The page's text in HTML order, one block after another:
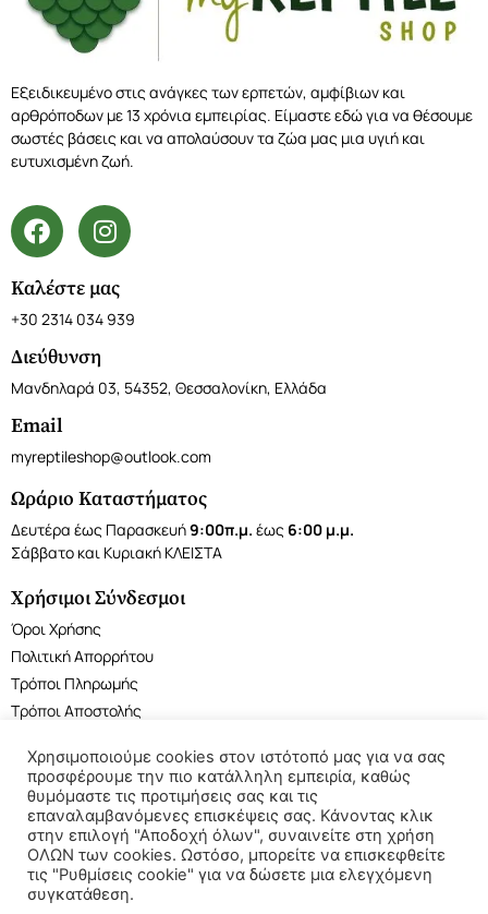
Εξειδικευμένο στις ανάγκες των ερπετών, αμφίβιων και
αρθρόποδων με 13 χρόνια εμπειρίας. Είμαστε εδώ για να θέσουμε
σωστές βάσεις και να απολαύσουν τα ζώα μας μια υγιή και
ευτυχισμένη ζωή.
Καλέστε μας
+30 2314 034 939
Διεύθυνση
Μανδηλαρά 03, 54352, Θεσσαλονίκη, Ελλάδα
Email
myreptileshop@outlook.com
Ωράριο Καταστήματος
Δευτέρα έως Παρασκευή9:00π.μ. έως 6:00 μ.μ.
Σάββατο και Κυριακή ΚΛΕΙΣΤΑ
Χρήσιμοι Σύνδεσμοι
Όροι Χρήσης
Πολιτική Απορρήτου
Τρόποι Πληρωμής
Τρόποι Αποστολής
©2022 My Reptile Shop. All rights reserved.
Χρησιμοποιούμε cookies στον ιστότοπό μας για να σας
προσφέρουμε την πιο κατάλληλη εμπειρία, καθώς
θυμόμαστε τις προτιμήσεις σας και τις
επαναλαμβανόμενες επισκέψεις σας. Κάνοντας κλικ
στην επιλογή "Αποδοχή όλων", συναινείτε στη χρήση
ΟΛΩΝ των cookies. Ωστόσο, μπορείτε να επισκεφθείτε
τις "Ρυθμίσεις cookie" για να δώσετε μια ελεγχόμενη
συγκατάθεση.